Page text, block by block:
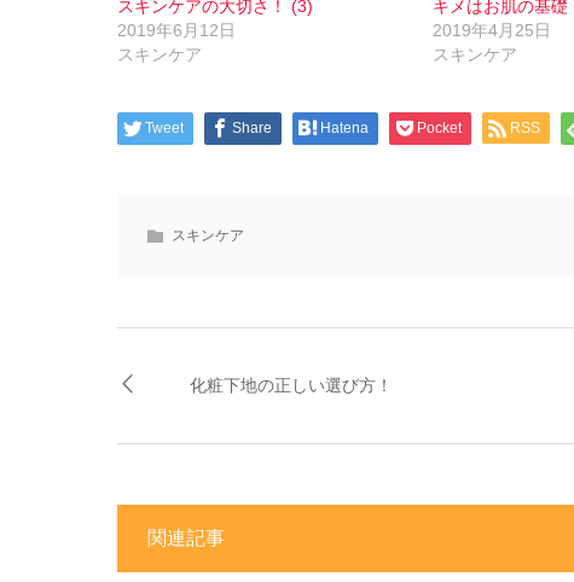
ン
ド
ウ
で
ま
す)
ッ
ク
し
さ
(新
ド
す)
スキンケアの大切さ！ (3)
2019年6月12日
スキンケア
キメはお肌の基礎
2019年4月25日
スキンケア
Tweet Share Hatena Pocket RSS
スキンケア
化粧下地の正しい選び方！
関連記事